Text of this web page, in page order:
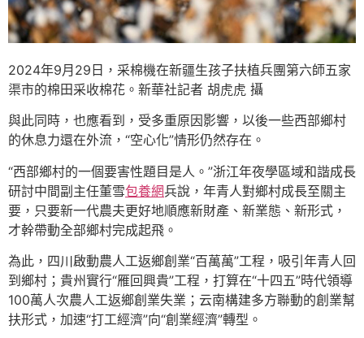
2024年9月29日，采棉機在新疆生孩子扶植兵團第六師五家
渠市的棉田采收棉花。新華社記者 胡虎虎 攝
與此同時，也應看到，受多重原因影響，以後一些西部鄉村
的休息力還在外流，“空心化”情形仍然存在。
“西部鄉村的一個要害性題目是人。”浙江年夜學區域和諧成長
研討中間副主任董雪包養網兵說，年青人對鄉村成長至關主
要，只要新一代農夫更好地順應新財產、新業態、新形式，
才幹帶動全部鄉村完成起飛。
為此，四川啟動農人工返鄉創業“百萬萬”工程，吸引年青人回
到鄉村；貴州實行“雁回興貴”工程，打算在“十四五”時代領導
100萬人次農人工返鄉創業失業；云南構建多方聯動的創業幫
扶形式，加速“打工經濟”向“創業經濟”轉型。